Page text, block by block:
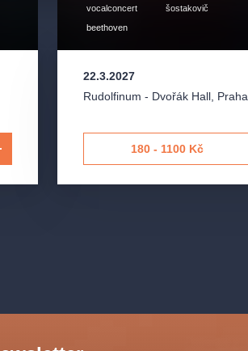
vocalconcert
šostakovič
beethoven
22.3.2027
Rudolfinum - Dvořák Hall, Praha
180 - 1100 Kč